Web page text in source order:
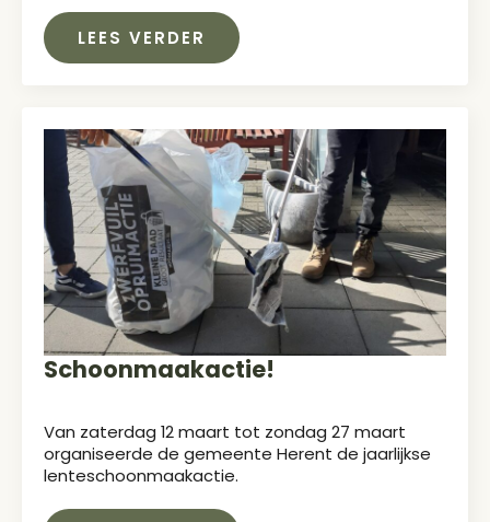
LEES VERDER
Schoonmaakactie!
Van zaterdag 12 maart tot zondag 27 maart
organiseerde de gemeente Herent de jaarlijkse
lenteschoonmaakactie.